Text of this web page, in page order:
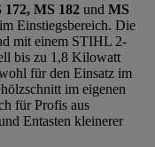
172, MS 182 und MS
Einstiegsbereich. Die
mit einem STIHL 2-
bis zu 1,8 Kilowatt
für den Einsatz im
im eigenen
für Profis aus
Entasten kleinerer